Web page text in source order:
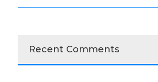
Recent Comments